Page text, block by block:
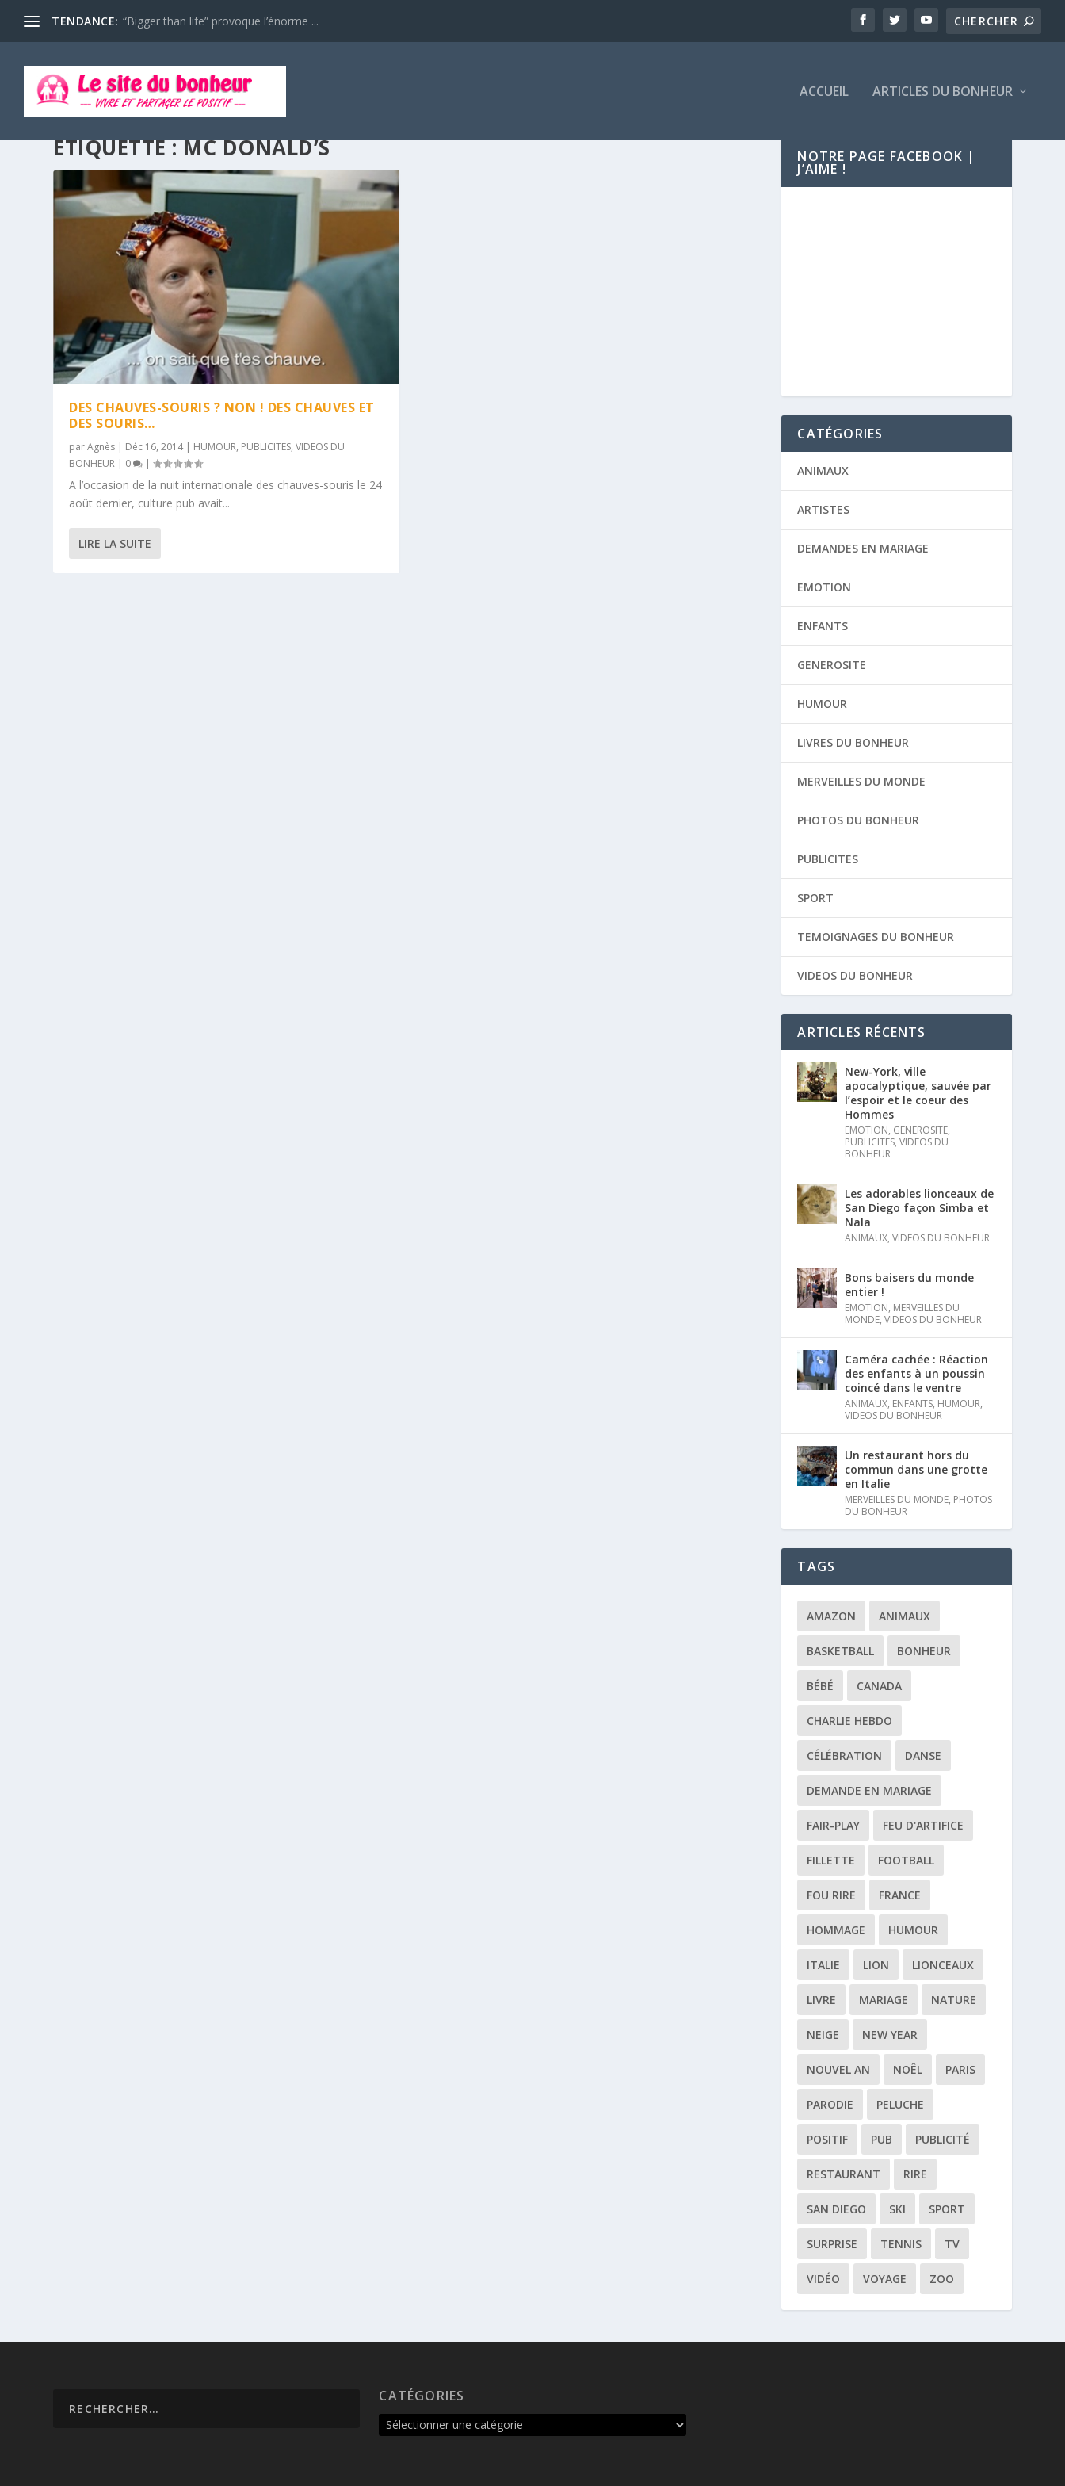
TENDANCE: “Bigger than life” provoque l’énorme ...
ACCUEIL ARTICLES DU BONHEUR
ÉTIQUETTE :MC DONALD’S
DES CHAUVES-SOURIS ? NON ! DES CHAUVES ET
DES SOURIS…
parAgnès Déc 16, 2014| HUMOUR, PUBLICITES,VIDEOS DU
BONHEUR
0 |
A l’occasion de la nuit internationale des chauves-souris le 24
août dernier, culture pub avait...
LIRE LA SUITE
NOTRE PAGE FACEBOOK |
J’AIME !
CATÉGORIES
ANIMAUX
ARTISTES
DEMANDES EN MARIAGE
EMOTION
ENFANTS
GENEROSITE
HUMOUR
LIVRES DU BONHEUR
MERVEILLES DU MONDE
PHOTOS DU BONHEUR
PUBLICITES
SPORT
TEMOIGNAGES DU BONHEUR
VIDEOS DU BONHEUR
ARTICLES RÉCENTS
New-York, ville
apocalyptique, sauvée par
l’espoir et le coeur des
Hommes
EMOTION, GENEROSITE,
PUBLICITES,VIDEOS DU
BONHEUR
Les adorables lionceaux de
San Diego façon Simba et
Nala
ANIMAUX,VIDEOS DU BONHEUR
Bons baisers du monde
entier !
EMOTION, MERVEILLES DU
MONDE,VIDEOS DU BONHEUR
Caméra cachée : Réaction
des enfants à un poussin
coincé dans le ventre
ANIMAUX, ENFANTS, HUMOUR,
VIDEOS DU BONHEUR
Un restaurant hors du
commun dans une grotte
en Italie
MERVEILLES DU MONDE, PHOTOS
DU BONHEUR
TAGS
AMAZON ANIMAUX
BASKETBALL BONHEUR
BÉBÉ CANADA
CHARLIE HEBDO
CÉLÉBRATION DANSE
DEMANDE EN MARIAGE
FAIR-PLAY FEU D'ARTIFICE
FILLETTE FOOTBALL
FOU RIRE FRANCE
HOMMAGE HUMOUR
ITALIE LION LIONCEAUX
LIVRE MARIAGE NATURE
NEIGE NEW YEAR
NOUVEL AN NOÊL PARIS
PARODIE PELUCHE
POSITIF PUB PUBLICITÉ
RESTAURANT RIRE
SAN DIEGO SKI SPORT
SURPRISE TENNIS TV
VIDÉO VOYAGE ZOO
CATÉGORIES